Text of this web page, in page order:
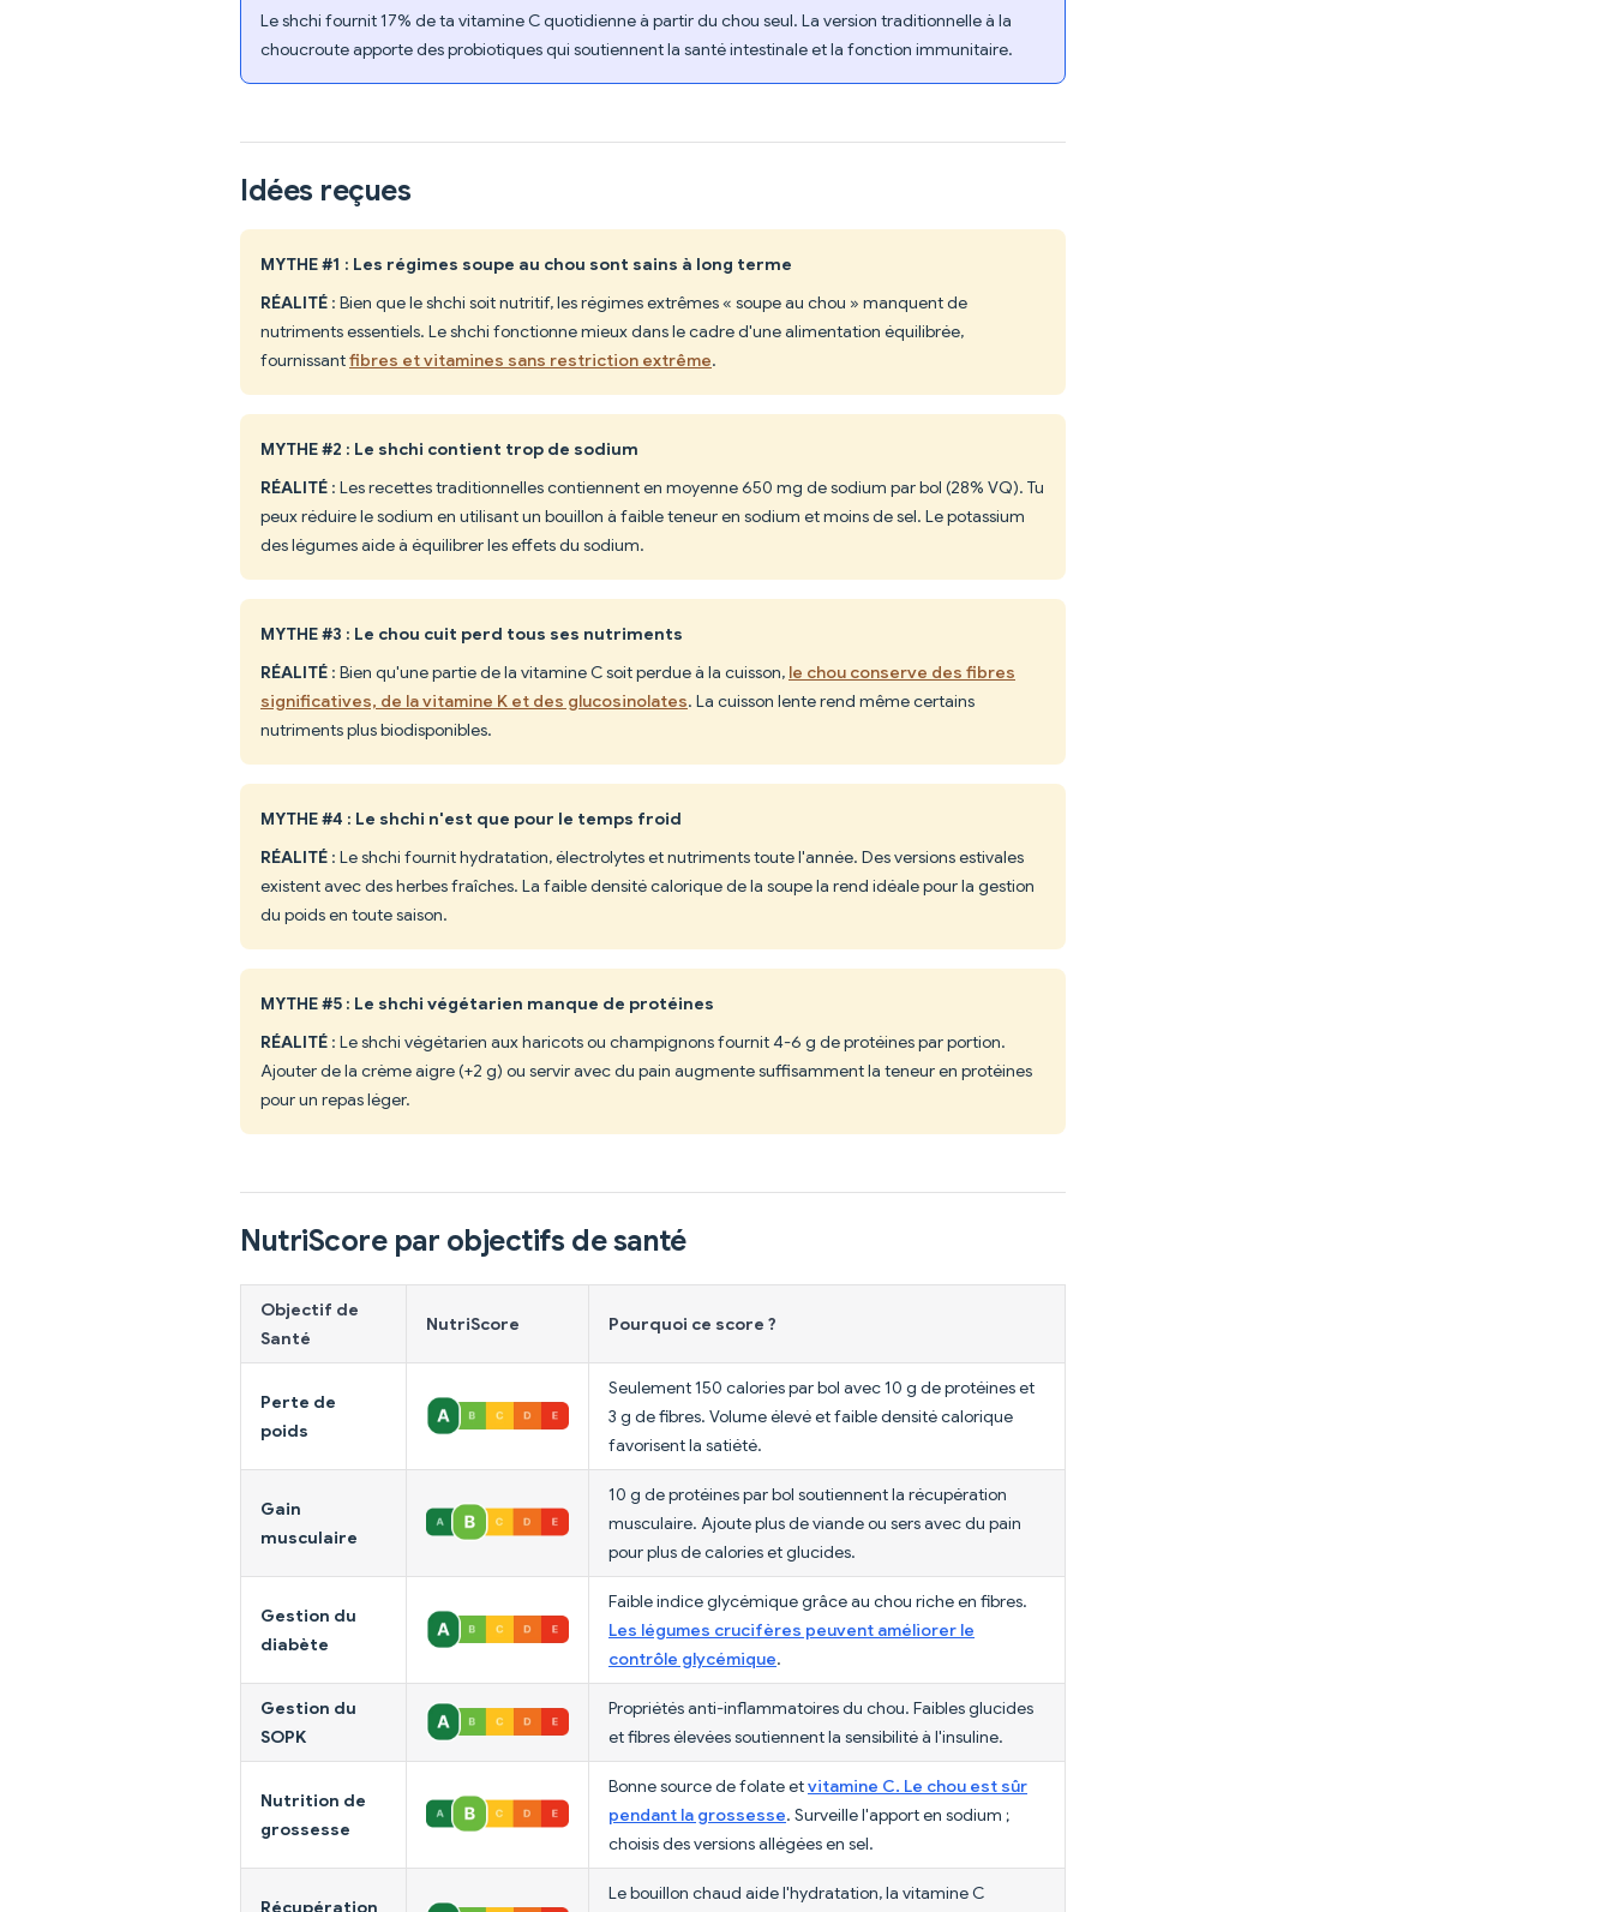
Le shchi fournit 17% de ta vitamine C quotidienne à partir du chou seul. La version traditionnelle à la
choucroute apporte des probiotiques qui soutiennent la santé intestinale et la fonction immunitaire.
Idées reçues
MYTHE #1 : Les régimes soupe au chou sont sains à long terme
RÉALITÉ : Bien que le shchi soit nutritif, les régimes extrêmes « soupe au chou » manquent de
nutriments essentiels. Le shchi fonctionne mieux dans le cadre d'une alimentation équilibrée,
fournissantfibres et vitamines sans restriction extrême.
MYTHE #2 : Le shchi contient trop de sodium
RÉALITÉ : Les recettes traditionnelles contiennent en moyenne 650 mg de sodium par bol (28% VQ). Tu
peux réduire le sodium en utilisant un bouillon à faible teneur en sodium et moins de sel. Le potassium
des légumes aide à équilibrer les effets du sodium.
MYTHE #3 : Le chou cuit perd tous ses nutriments
RÉALITÉ : Bien qu'une partie de la vitamine C soit perdue à la cuisson, le chou conserve des fibres
significatives, de la vitamine K et des glucosinolates. La cuisson lente rend même certains
nutriments plus biodisponibles.
MYTHE #4 : Le shchi n'est que pour le temps froid
RÉALITÉ : Le shchi fournit hydratation, électrolytes et nutriments toute l'année. Des versions estivales
existent avec des herbes fraîches. La faible densité calorique de la soupe la rend idéale pour la gestion
du poids en toute saison.
MYTHE #5 : Le shchi végétarien manque de protéines
RÉALITÉ : Le shchi végétarien aux haricots ou champignons fournit 4-6 g de protéines par portion.
Ajouter de la crème aigre (+2 g) ou servir avec du pain augmente suffisamment la teneur en protéines
pour un repas léger.
NutriScore par objectifs de santé
Objectif de
Santé
NutriScore Pourquoi ce score ?
Perte de
poids
Seulement 150 calories par bol avec 10 g de protéines et
3 g de fibres. Volume élevé et faible densité calorique
favorisent la satiété.
Gain
musculaire
10 g de protéines par bol soutiennent la récupération
musculaire. Ajoute plus de viande ou sers avec du pain
pour plus de calories et glucides.
Gestion du
diabète
Faible indice glycémique grâce au chou riche en fibres.
Les légumes crucifères peuvent améliorer le
contrôle glycémique.
Gestion du
SOPK
Propriétés anti-inflammatoires du chou. Faibles glucides
et fibres élevées soutiennent la sensibilité à l'insuline.
Nutrition de
grossesse
Bonne source de folate etvitamine C. Le chou est sûr
pendant la grossesse. Surveille l'apport en sodium ;
choisis des versions allégées en sel.
Récupération
Le bouillon chaud aide l'hydratation, la vitamine C